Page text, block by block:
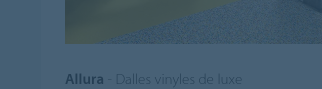
Allura - Dalles vinyles de luxe